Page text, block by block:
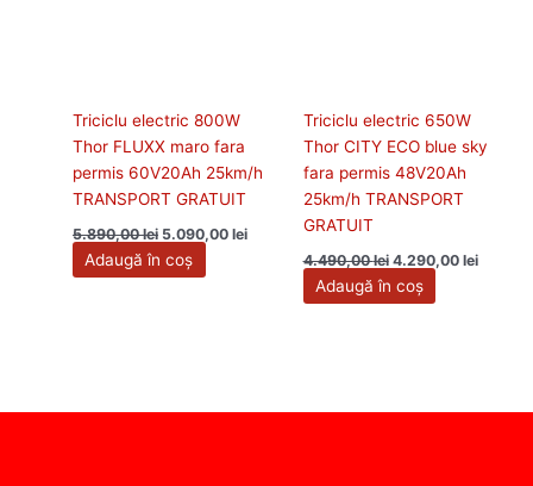
Triciclu electric 800W
Thor FLUXX maro fara
permis 60V20Ah 25km/h
TRANSPORT GRATUIT
5.890,00lei 5.090,00lei
Adaugă în coș
Triciclu electric 650W
Thor CITY ECO blue sky
fara permis 48V20Ah
25km/h TRANSPORT
GRATUIT
4.490,00lei 4.290,00 lei
Adaugă în coș